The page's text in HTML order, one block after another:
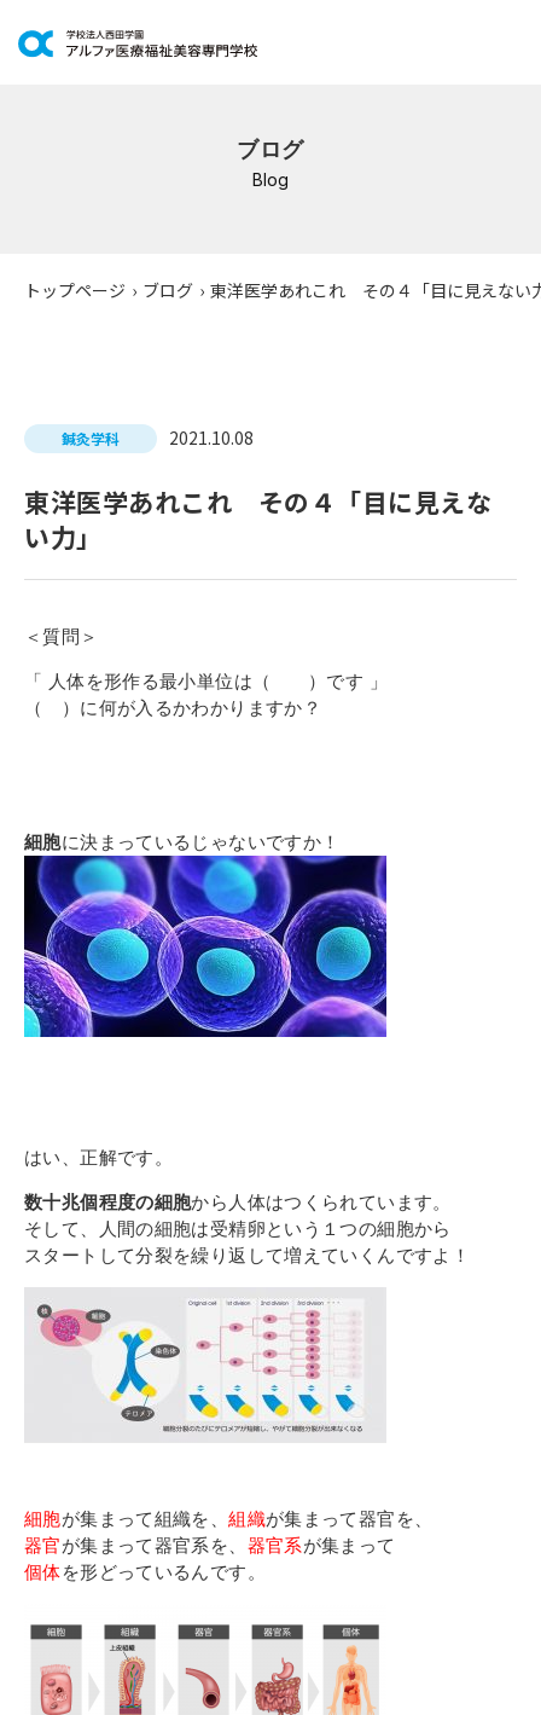
研修・講座
公共職業訓練
よくあるご質問
在校生の皆さまへ
ブログ
コラム
お問い合わせ
資料請求
インターネット出願
教職員採用情報
1号館総合受付：〒194-0022 東京都町田市森野1-7-8
TEL：042-729-1026 (平日8時30分〜17時30分)
ブログ
Blog
トップページ › ブログ › 東洋医学あれこれ その４「目に見えない
鍼灸学科 2021.10.08
東洋医学あれこれ その４「目に見えな
い力」
＜質問＞
「 人体を形作る最小単位は（ ）です 」
（ ）に何が入るかわかりますか？
細胞に決まっているじゃないですか！
はい、正解です。
数十兆個程度の細胞から人体はつくられています。
そして、人間の細胞は受精卵という１つの細胞から
スタートして分裂を繰り返して増えていくんですよ！
細胞が集まって組織を、組織が集まって器官を、
器官が集まって器官系を、 器官系が集まって
個体を形どっているんです。